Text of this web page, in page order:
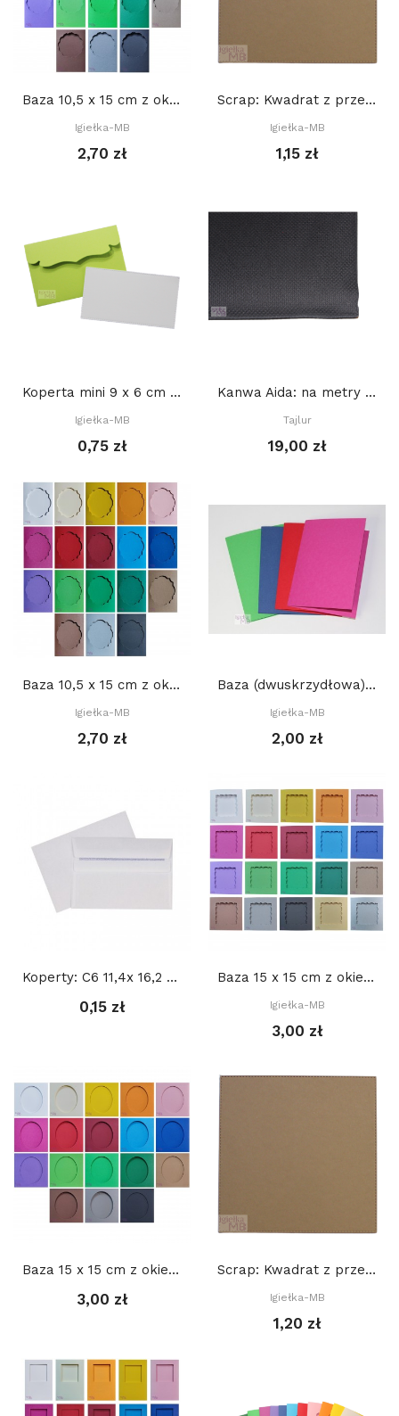
Baza 10,5 x 15 cm z okienkiem KOŁO DEKORACYJNE...
Igiełka-MB
2,70 zł
Scrap: Kwadrat z przeszyciami 14,2 x 14,2 cm,...
Igiełka-MB
1,15 zł
Koperta mini 9 x 6 cm - ZIELONY JASNY + BIAŁY...
Igiełka-MB
0,75 zł
Kanwa Aida: na metry Tajlur: CZARNA
Tajlur
19,00 zł
Baza 10,5 x 15 cm z okienkiem PROSTOKĄT...
Igiełka-MB
2,70 zł
Baza (dwuskrzydłowa) 15x21cm
Igiełka-MB
2,00 zł
Koperty: C6 11,4x 16,2 cm
0,15 zł
Baza 15 x 15 cm z okienkiem KWADRAT DEKORACYJNY...
Igiełka-MB
3,00 zł
Baza 15 x 15 cm z okienkiem OWAL 10 x 11,5 cm,...
3,00 zł
Scrap: Kwadrat z przeszyciami 15,2 x 15,2 cm,...
Igiełka-MB
1,20 zł